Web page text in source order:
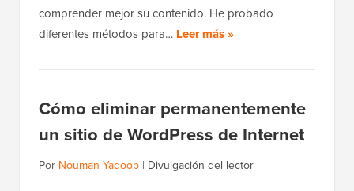
comprender mejor su contenido. He probado
diferentes métodos para… Leer más »
Cómo eliminar permanentemente
un sitio de WordPress de Internet
Por Nouman Yaqoob | Divulgación del lector